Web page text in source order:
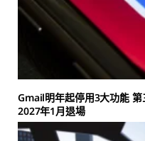
Gmail明年起停用3大功能
2027年1月退場